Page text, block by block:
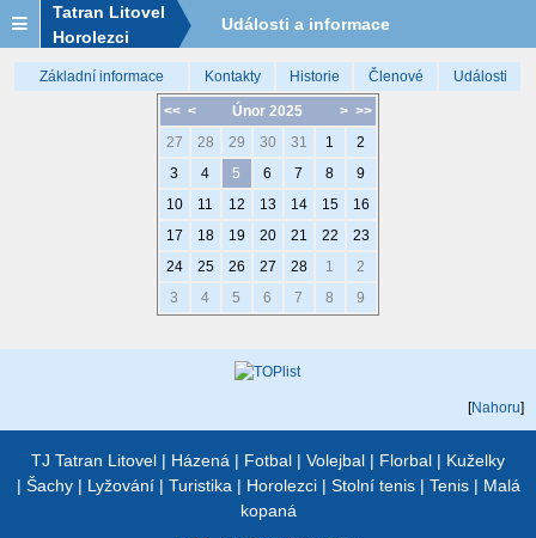
Tatran Litovel
Horolezci
Události a informace
Základní informace Kontakty Historie Členové Události
<< < > >>
Únor 2025
27
28 29 30 31 1
2
3
4 5 6 7 8
9
10
11 12 13 14 15
16
17
18 19 20 21 22
23
24
25 26 27 28 1
2
3
4 5 6 7 8 9
[Nahoru]
TJ Tatran Litovel | Házená | Fotbal | Volejbal | Florbal | Kuželky
| Šachy| Lyžování| Turistika | Horolezci| Stolní tenis| Tenis| Malá
kopaná